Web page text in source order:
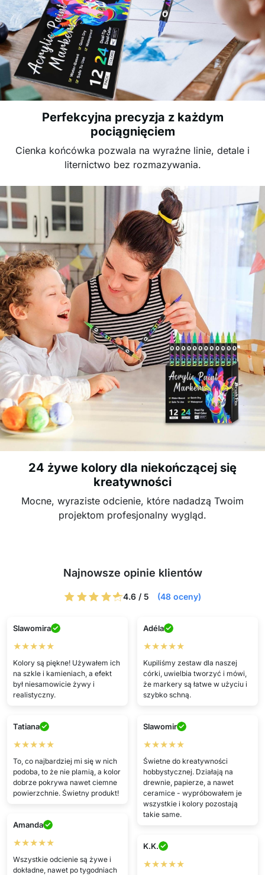
Perfekcyjna precyzja z każdym
pociągnięciem
Cienka końcówka pozwala na wyraźne linie, detale i
liternictwo bez rozmazywania.
24 żywe kolory dla niekończącej się
kreatywności
Mocne, wyraziste odcienie, które nadadzą Twoim
projektom profesjonalny wygląd.
Najnowsze opinie klientów
4.6 / 5 (48 oceny)
Slawomira
★★★★★
Kolory są piękne! Używałem ich
na szkle i kamieniach, a efekt
był niesamowicie żywy i
realistyczny.
Adéla
★★★★★
Kupiliśmy zestaw dla naszej
córki, uwielbia tworzyć i mówi,
że markery są łatwe w użyciu i
szybko schną.
Tatiana
★★★★★
To, co najbardziej mi się w nich
podoba, to że nie plamią, a kolor
dobrze pokrywa nawet ciemne
powierzchnie. Świetny produkt!
Slawomir
★★★★★
Świetne do kreatywności
hobbystycznej. Działają na
drewnie, papierze, a nawet
ceramice - wypróbowałem je
wszystkie i kolory pozostają
takie same.
Amanda
★★★★★
Wszystkie odcienie są żywe i
dokładne, nawet po tygodniach
K.K.
★★★★★